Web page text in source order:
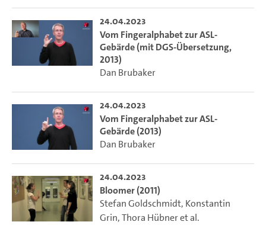
24.04.2023
Vom Fingeralphabet zur ASL-
Gebärde (mit DGS-Übersetzung,
2013)
Dan Brubaker
24.04.2023
Vom Fingeralphabet zur ASL-
Gebärde (2013)
Dan Brubaker
24.04.2023
Bloomer (2011)
Stefan Goldschmidt, Konstantin
Grin,Thora Hübneret al.